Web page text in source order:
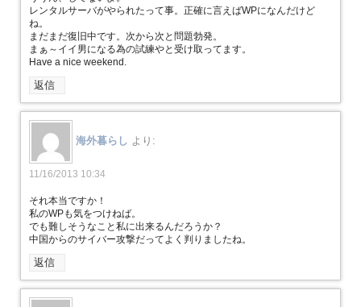
レンタルサーバがやられたって事。正確に言えばWPになんだけど
ね。
まだまだ復旧中です。次から次と問題勃発。
まぁ～イイ男になる為の試練やと受け取ってます。
Have a nice weekend.
返信
海外暮らし より:
11/16/2013 10:34
それ本当ですか！
私のWPも気をつけねば。
でも難しそうなこと私に出来るんだろうか？
中国からのサイバー攻撃だってよく判りましたね。
返信